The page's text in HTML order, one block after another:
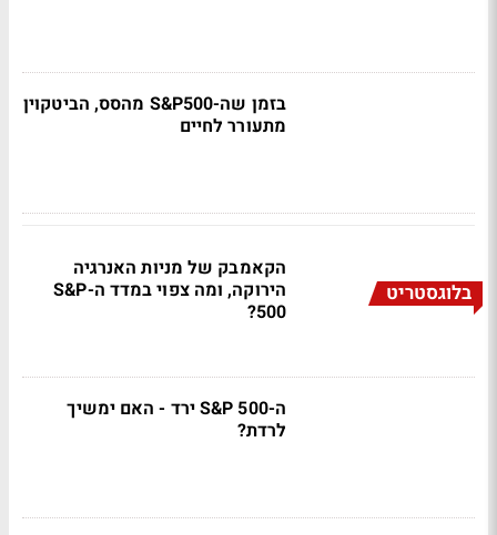
בזמן שה-S&P500 מהסס, הביטקוין
מתעורר לחיים
בלוגסטריט
הקאמבק של מניות האנרגיה
הירוקה, ומה צפוי במדד ה-S&P
500?
ה-S&P 500 ירד - האם ימשיך
לרדת?